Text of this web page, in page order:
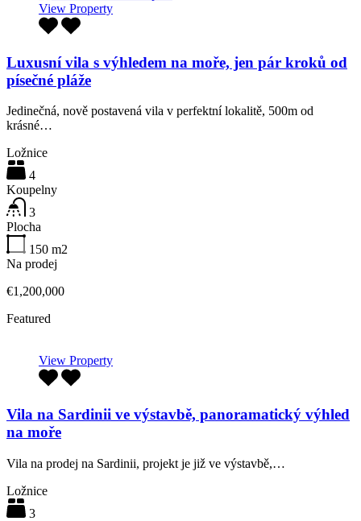
View Property
Luxusní vila s výhledem na moře, jen pár kroků od
písečné pláže
Jedinečná, nově postavená vila v perfektní lokalitě, 500m od
krásné…
Ložnice
4
Koupelny
3
Plocha
150 m2
Na prodej
€1,200,000
Featured
View Property
Vila na Sardinii ve výstavbě, panoramatický výhled
na moře
Vila na prodej na Sardinii, projekt je již ve výstavbě,…
Ložnice
3